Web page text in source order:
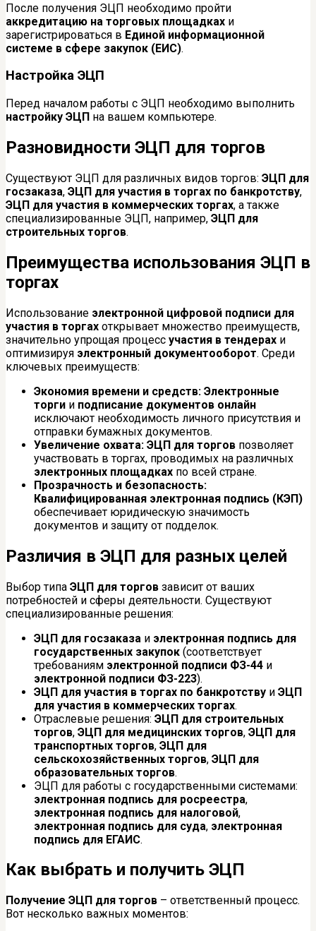
После получения ЭЦП необходимо пройти
аккредитацию на торговых площадках и
зарегистрироваться в Единой информационной
системе в сфере закупок (ЕИС).
Настройка ЭЦП
Перед началом работы с ЭЦП необходимо выполнить
настройку ЭЦП на вашем компьютере.
Разновидности ЭЦП для торгов
Существуют ЭЦП для различных видов торгов: ЭЦП для
госзаказа, ЭЦП для участия в торгах по банкротству,
ЭЦП для участия в коммерческих торгах, а также
специализированные ЭЦП, например, ЭЦП для
строительных торгов.
Преимущества использования ЭЦП в
торгах
Использование электронной цифровой подписи для
участия в торгах открывает множество преимуществ,
значительно упрощая процесс участия в тендерах и
оптимизируя электронный документооборот. Среди
ключевых преимуществ:
Экономия времени и средств: Электронные
торги и подписание документов онлайн
исключают необходимость личного присутствия и
отправки бумажных документов.
Увеличение охвата: ЭЦП для торгов позволяет
участвовать в торгах, проводимых на различных
электронных площадках по всей стране.
Прозрачность и безопасность:
Квалифицированная электронная подпись (КЭП)
обеспечивает юридическую значимость
документов и защиту от подделок.
Различия в ЭЦП для разных целей
Выбор типа ЭЦП для торгов зависит от ваших
потребностей и сферы деятельности. Существуют
специализированные решения:
ЭЦП для госзаказа и электронная подпись для
государственных закупок (соответствует
требованиям электронной подписи ФЗ-44 и
электронной подписи ФЗ-223).
ЭЦП для участия в торгах по банкротству и ЭЦП
для участия в коммерческих торгах.
Отраслевые решения: ЭЦП для строительных
торгов, ЭЦП для медицинских торгов, ЭЦП для
транспортных торгов, ЭЦП для
сельскохозяйственных торгов, ЭЦП для
образовательных торгов.
ЭЦП для работы с государственными системами:
электронная подпись для росреестра,
электронная подпись для налоговой,
электронная подпись для суда, электронная
подпись для ЕГАИС.
Как выбрать и получить ЭЦП
Получение ЭЦП для торгов – ответственный процесс.
Вот несколько важных моментов: